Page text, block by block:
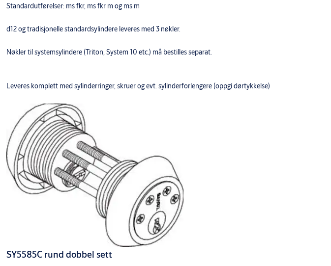
Standardutførelser: ms fkr, ms fkr m og ms m
d12 og tradisjonelle standardsylindere leveres med 3 nøkler.
Nøkler til systemsylindere (Triton, System 10 etc.) må bestilles separat.
Leveres komplett med sylinderringer, skruer og evt. sylinderforlengere (oppgi dørtykkelse)
SY5585C rund dobbel sett